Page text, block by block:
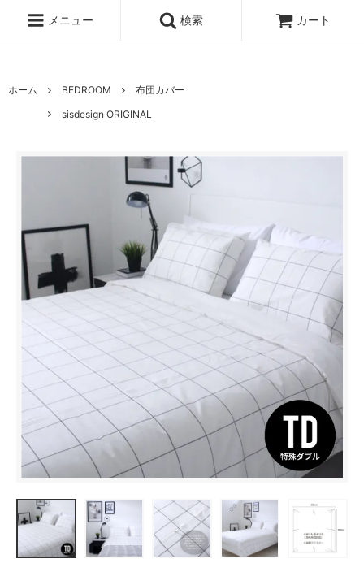
メニュー
検索 カート
ホーム BEDROOM
布団カバー
sisdesign ORIGINAL